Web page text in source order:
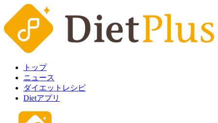
トップ
ニュース
ダイエットレシピ
Dietアプリ